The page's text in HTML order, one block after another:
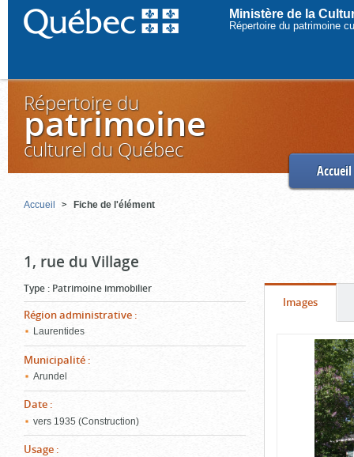
Ministère de la
Répertoire du patrimoine
Répertoire du
patrimoine
culturel du Québec
Accueil
Accueil Fiche de l'élément
1, rue du Village
Type : Patrimoine immobilier
Région administrative :
Laurentides
Municipalité :
Arundel
Date :
vers 1935 (Construction)
Usage :
Onglet
Images(cliquer
pour
voir
le
Contenu
l'onglet
Images